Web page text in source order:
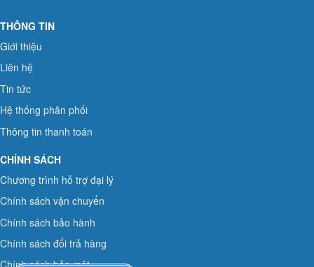
THÔNG TIN
Giới thiệu
Liên hệ
Tin tức
Hệ thống phân phối
Thông tin thanh toán
CHÍNH SÁCH
Chương trình hỗ trợ đại lý
Chính sách vận chuyển
Chính sách bảo hành
Chính sách đổi trả hàng